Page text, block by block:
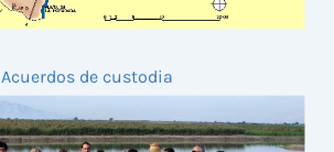
Acuerdos de custodia